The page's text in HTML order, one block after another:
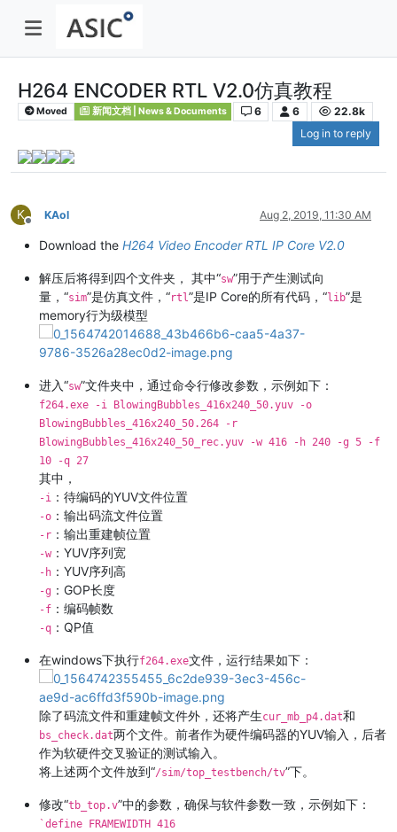
H264 ENCODER RTL V2.0仿真教程
Moved 新闻文档 | News & Documents 6 6
22.8k
Log in to reply
K
Offline
KAol Aug 2, 2019, 11:30 AM
Download the H264 Video Encoder RTL IP Core V2.0
解压后将得到四个文件夹， 其中“sw”用于产生测试向
量，“sim”是仿真文件，“rtl”是IP Core的所有代码，“lib”是
memory行为级模型
进入“sw”文件夹中，通过命令行修改参数，示例如下：
f264.exe -i BlowingBubbles_416x240_50.yuv -o
BlowingBubbles_416x240_50.264 -r
BlowingBubbles_416x240_50_rec.yuv -w 416 -h 240 -g 5 -f
10 -q 27
其中，
-i ：待编码的YUV文件位置
-o ：输出码流文件位置
-r ：输出重建帧位置
-w ：YUV序列宽
-h ：YUV序列高
-g ：GOP长度
-f ：编码帧数
-q ：QP值
在windows下执行f264.exe文件，运行结果如下：
除了码流文件和重建帧文件外，还将产生cur_mb_p4.dat和
bs_check.dat两个文件。前者作为硬件编码器的YUV输入，后者
作为软硬件交叉验证的测试输入。
将上述两个文件放到“/sim/top_testbench/tv”下。
修改“tb_top.v”中的参数，确保与软件参数一致，示例如下：
`define FRAMEWIDTH 416